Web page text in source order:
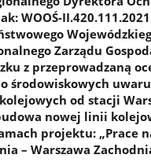
WOOŚ-
Zarządu
z przeprowadzaną
środowiskowych
od stacji
nowej linii
projektu: „Prace
– Warszawa